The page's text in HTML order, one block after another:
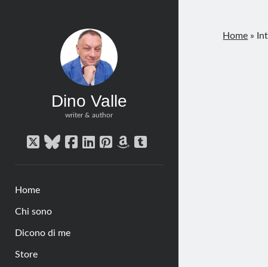
Dino Valle
writer & author
twitterbluesky
facebook
linkedin
pinterest
amazon
tumblr
Home
Chi sono
Dicono di me
Store
Home »